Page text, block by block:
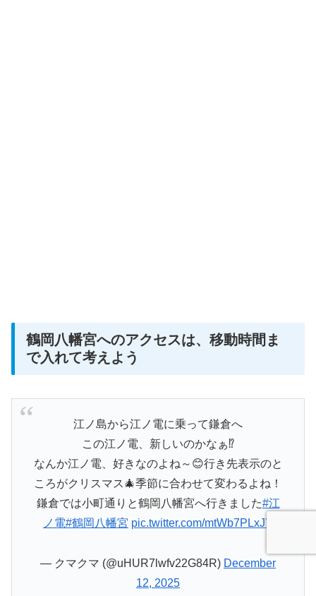
鶴岡八幡宮へのアクセスは、移動時間ま
で入れて考えよう
江ノ島から江ノ電に乗って鎌倉へ
この江ノ電、新しいのかなぁ⁉️
なんか江ノ電、好きなのよね～😊行き先表示のと
ころがクリスマス🎄季節に合わせて変わるよね！
鎌倉では小町通りと鶴岡八幡宮へ行きました#江
ノ電#鶴岡八幡宮 pic.twitter.com/mtWb7PLxJY
— クマクマ (@uHUR7lwfv22G84R) December
12, 2025